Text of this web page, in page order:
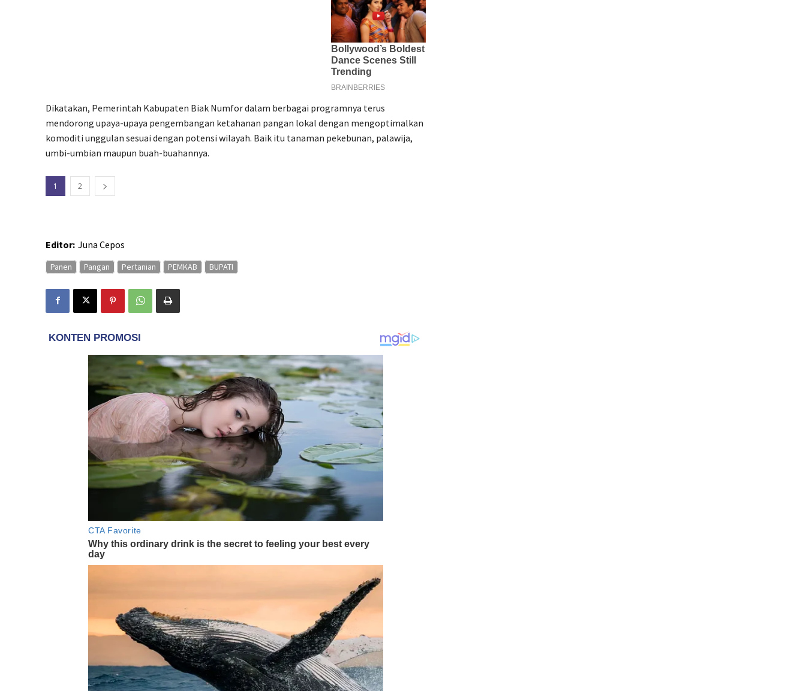
Dikatakan, Pemerintah Kabupaten Biak Numfor dalam berbagai programnya terus
mendorong upaya-upaya pengembangan ketahanan pangan lokal dengan mengoptimalkan
komoditi unggulan sesuai dengan potensi wilayah. Baik itu tanaman pekebunan, palawija,
umbi-umbian maupun buah-buahannya.
1 2
Editor: Juna Cepos
Panen Pangan Pertanian PEMKAB BUPATI